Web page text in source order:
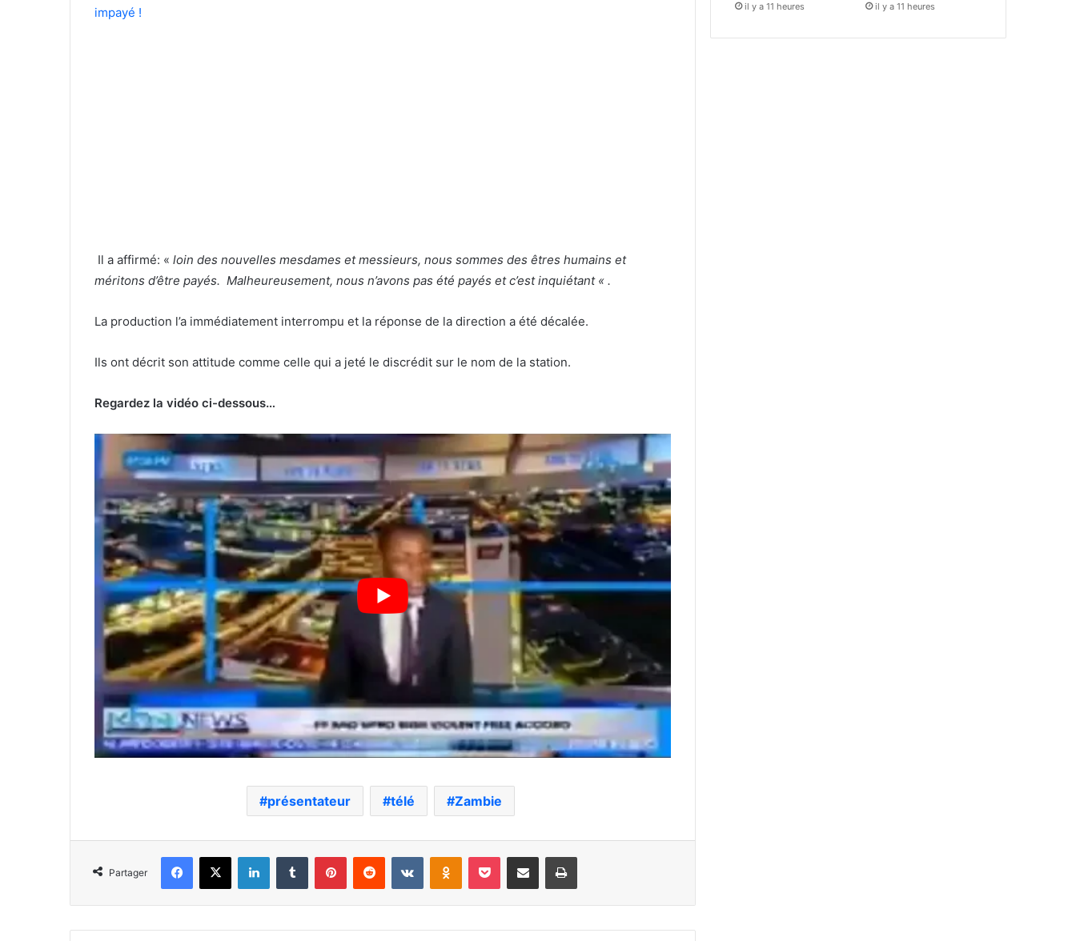
impayé !
Il a affirmé: « loin des nouvelles mesdames et messieurs, nous sommes des êtres humains et
méritons d’être payés. Malheureusement, nous n’avons pas été payés et c’est inquiétant « .
La production l’a immédiatement interrompu et la réponse de la direction a été décalée.
Ils ont décrit son attitude comme celle qui a jeté le discrédit sur le nom de la station.
Regardez la vidéo ci-dessous…
présentateur télé Zambie
Partager
Facebook
X LinkedinTumblr PinterestReddit VKontakteOdnoklassniki
Pocket Partager par email Imprimer
il y a 11 heures il y a 11 heures